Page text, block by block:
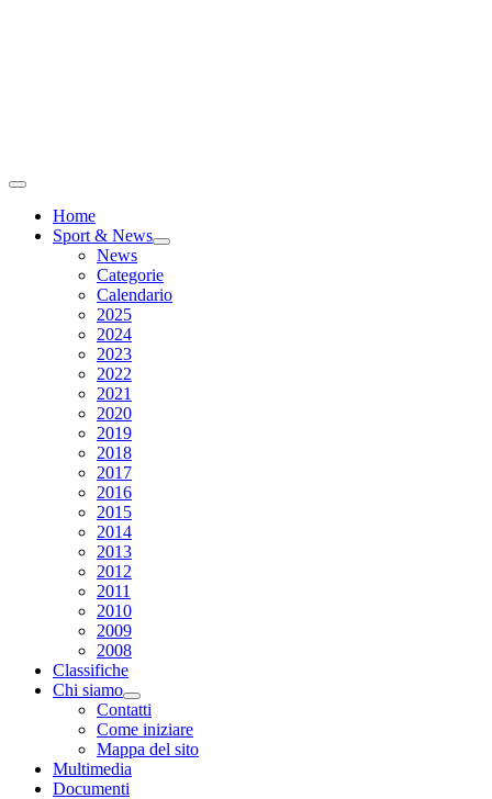
Home
Sport & News
News
Categorie
Calendario
2025
2024
2023
2022
2021
2020
2019
2018
2017
2016
2015
2014
2013
2012
2011
2010
2009
2008
Classifiche
Chi siamo
Contatti
Come iniziare
Mappa del sito
Multimedia
Documenti